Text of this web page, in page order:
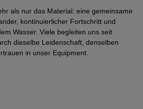
als nur das Material: eine gemeinsame
kontinuierlicher Fortschritt und
Wasser. Viele begleiten uns seit
dieselbe Leidenschaft, denselben
in unser Equipment.